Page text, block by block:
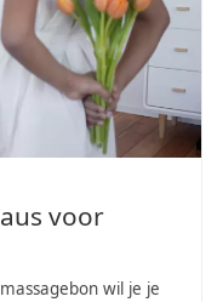
voor
wil je je